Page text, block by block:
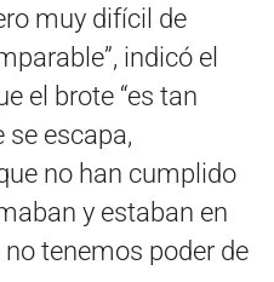
muy difícil de
indicó el
el brote “es tan
se escapa,
no han cumplido
y estaban en
tenemos poder de